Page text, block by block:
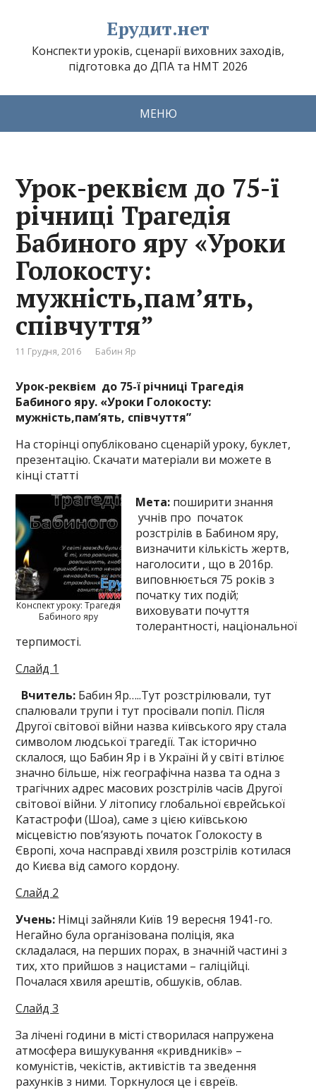
Ерудит.нет
Конспекти уроків, сценарії виховних заходів,
підготовка до ДПА та НМТ 2026
МЕНЮ
Урок-реквієм до 75-ї
річниці Трагедія
Бабиного яру «Уроки
Голокосту:
мужність,пам’ять,
співчуття”
11 Грудня, 2016 Бабин Яр
Урок-реквієм до 75-ї річниці Трагедія
Бабиного яру. «Уроки Голокосту:
мужність,пам’ять, співчуття”
На сторінці опубліковано сценарій уроку, буклет,
презентацію. Скачати матеріали ви можете в
кінці статті
Конспект уроку: Трагедія
Бабиного яру
Мета: поширити знання
учнів про початок
розстрілів в Бабином яру,
визначити кількість жертв,
наголосити , що в 2016р.
виповнюється 75 років з
початку тих подій;
виховувати почуття
толерантності, національної
терпимості.
Слайд 1
Вчитель: Бабин Яр…..Тут розстрілювали, тут
спалювали трупи і тут просівали попіл. Після
Другої світової війни назва київського яру стала
символом людської трагедії. Так історично
склалося, що Бабин Яр і в Україні й у світі втілює
значно більше, ніж географічна назва та одна з
трагічних адрес масових розстрілів часів Другої
світової війни. У літопису глобальної єврейської
Катастрофи (Шоа), саме з цією київською
місцевістю пов’язують початок Голокосту в
Європі, хоча насправді хвиля розстрілів котилася
до Києва від самого кордону.
Слайд 2
Учень: Німці зайняли Київ 19 вересня 1941-го.
Негайно була організована поліція, яка
складалася, на перших порах, в значній частині з
тих, хто прийшов з нацистами – галіційці.
Почалася хвиля арештів, обшуків, облав.
Слайд 3
За лічені години в місті створилася напружена
атмосфера вишукування «кривдників» –
комуністів, чекістів, активістів та зведення
рахунків з ними. Торкнулося це і євреїв.